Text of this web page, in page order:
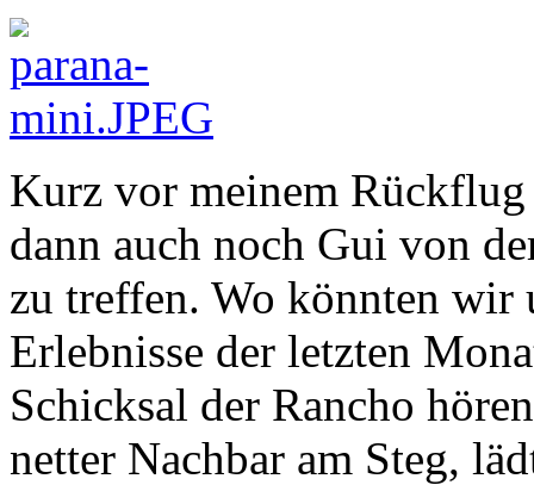
Kurz vor meinem
dann auch noch Gui von
zu treffen. Wo könnten wir
Erlebnisse der letzten
Schicksal der Rancho
netter Nachbar am Steg,